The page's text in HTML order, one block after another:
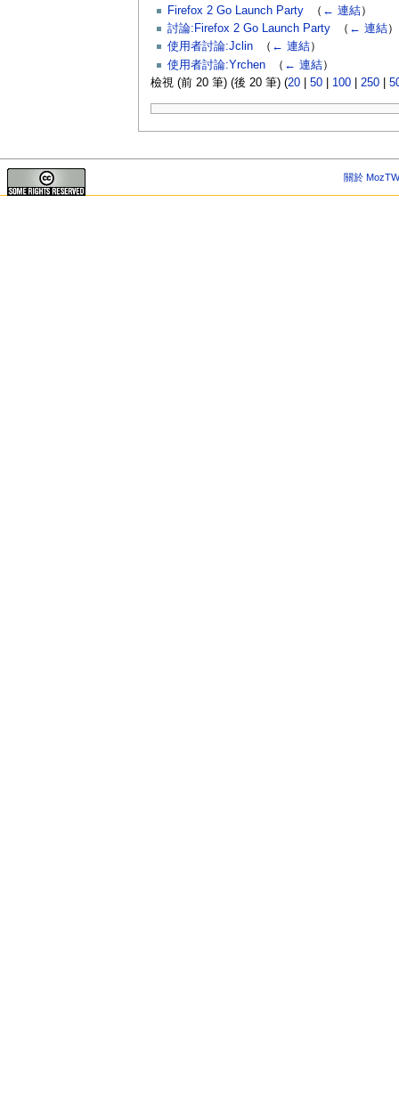
Firefox 2 Go Launch Party‎ （ ← 連結）
討論:Firefox 2 Go Launch Party‎ （ ← 連結）
使用者討論:Jclin‎ （ ← 連結）
使用者討論:Yrchen‎ （ ← 連結）
檢視 (前 20 筆) (後 20 筆) (20| 50| 100| 250|
關於